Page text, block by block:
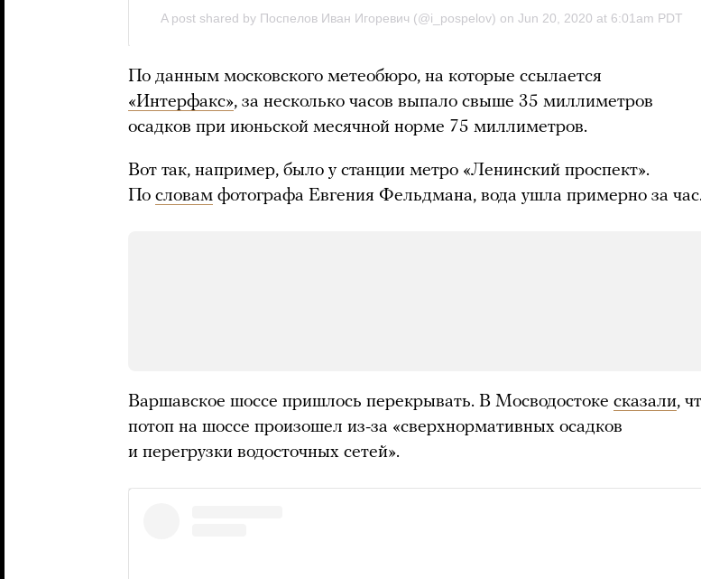
По данным московского метеобюро, на которые ссылается
«Интерфакс», за несколько часов выпало свыше 35 миллиметров
осадков при июньской месячной норме 75 миллиметров.
Вот так, например, было у станции метро «Ленинский проспект».
По словам фотографа Евгения Фельдмана, вода ушла примерно за час.
Варшавское шоссе пришлось перекрывать. В Мосводостоке сказали,
потоп на шоссе произошел из-за «сверхнормативных осадков
и перегрузки водосточных сетей».